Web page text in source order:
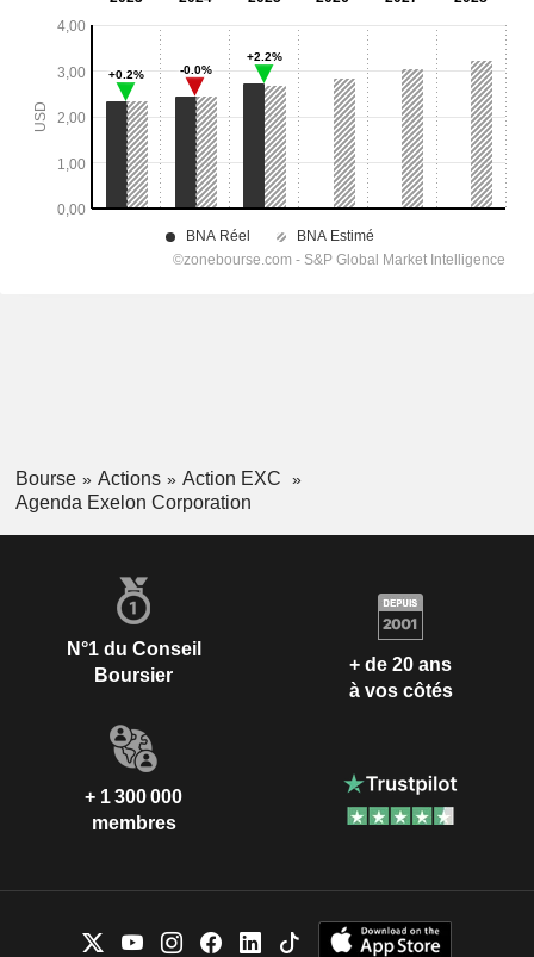
Bourse Actions
Action EXC
Agenda Exelon Corporation
N°1 du Conseil
Boursier
+ de 20 ans
à vos côtés
+ 1 300 000
membres